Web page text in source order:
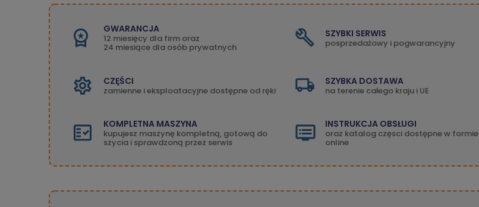
GWARANCJA
12 miesięcy dla firm oraz
24 miesiące dla osób prywatnych
SZYBKI SERWIS
posprzedażowy i pogwarancyjny
CZĘŚCI
zamienne i eksploatacyjne dostępne od ręki
SZYBKA DOSTAWA
na terenie całego kraju i UE
KOMPLETNA MASZYNA
kupujesz maszynę kompletną, gotową do
szycia i sprawdzoną przez serwis
INSTRUKCJA OBSŁUGI
oraz katalog częsci dostępne w formie
online